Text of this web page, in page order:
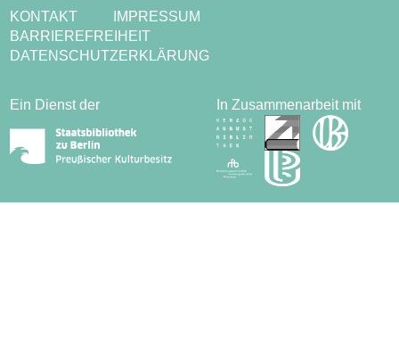
KONTAKT
IMPRESSUM
BARRIEREFREIHEIT
DATENSCHUTZERKLÄRUNG
Ein Dienst der In Zusammenarbeit mit